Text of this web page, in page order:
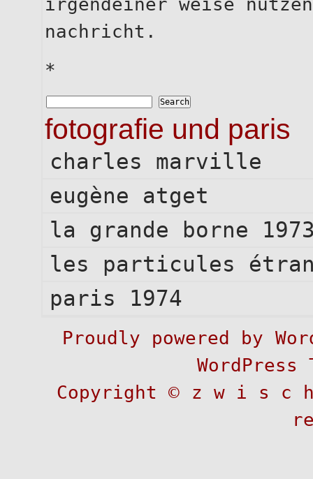
nachricht.
*
fotografie und paris
charles marville
eugène atget
la grande borne
les particules
paris 1974
Proudly powered by
WordPress
Copyright ©
z w i s c